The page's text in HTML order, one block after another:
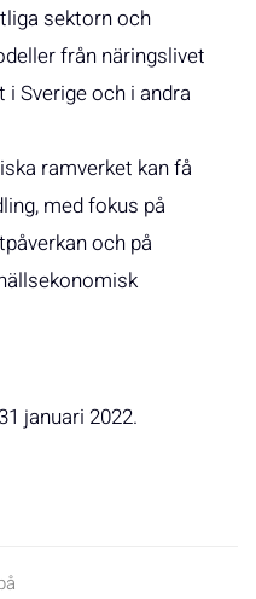
sektorn och
från näringslivet
Sverige och i andra
ramverket kan få
med fokus på
och på
januari 2022.